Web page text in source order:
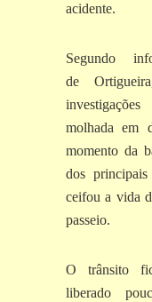
acidente.
Segundo
de
molhada em
momento da
dos
ceifou a vida
passeio.
O trânsito
liberado